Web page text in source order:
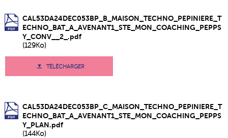
CAL53DA24DEC053BP_B_MAISON_TECHNO_PEPINIERE_T
ECHNO_BAT_A_AVENANT1_STE_MON_COACHING_PEPPS
Y_CONV__2_.pdf
(129Ko)
TÉLÉCHARGER
CAL53DA24DEC053BP_C_MAISON_TECHNO_PEPINIERE_T
ECHNO_BAT_A_AVENANT1_STE_MON_COACHING_PEPPS
Y_PLAN.pdf
(144Ko)